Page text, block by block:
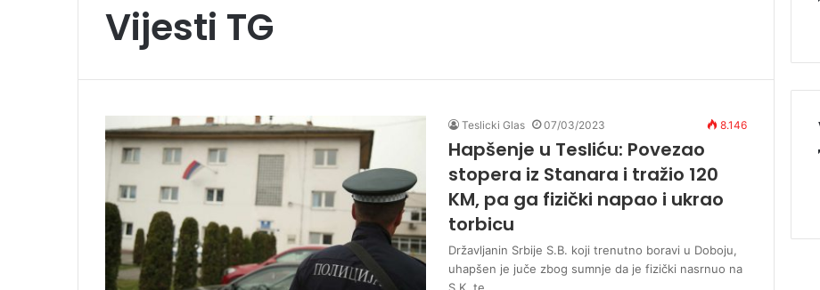
Vijesti TG
Teslicki Glas 07/03/2023 8.146
Hapšenje u Tesliću: Povezao
stopera iz Stanara i tražio 120
KM, pa ga fizički napao i ukrao
torbicu
Državljanin Srbije S.B. koji trenutno boravi u Doboju,
uhapšen je juče zbog sumnje da je fizički nasrnuo na